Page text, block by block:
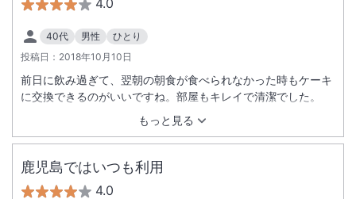
4.0
40代 男性
ひとり
投稿日： 2018年10月10日
もっと見る
前日に飲み過ぎて、翌朝の朝食が食べられなかった時もケーキ
に交換できるのがいいですね。部屋もキレイで清潔でした。
鹿児島ではいつも利用
4.0